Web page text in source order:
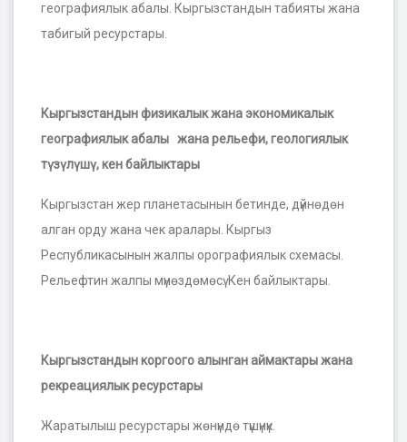
географиялык абалы. Кыргызстандын табияты жана
табигый ресурстары.
Кыргызстандын физикалык жана экономикалык
географиялык абалы жана рельефи, геологиялык
түзүлүшү, кен байлыктары
Кыргызстан жер планетасынын бетинде, дүйнөдөн
алган орду жана чек аралары. Кыргыз
Республикасынын жалпы орографиялык схемасы.
Рельефтин жалпы мүнөздөмөсү. Кен байлыктары.
Кыргызстандын коргоого алынган аймактары жана
рекреациялык ресурстары
Жаратылыш ресурстары жөнүндө түшүнүк.